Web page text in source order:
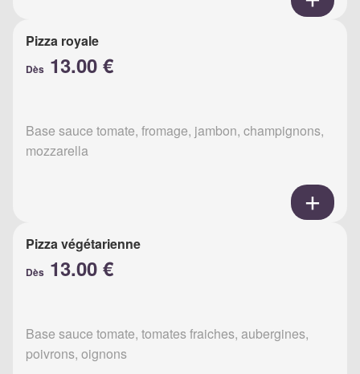
Pizza royale
Dès 13.00 €
Base sauce tomate, fromage, jambon, champignons,
mozzarella
Pizza végétarienne
Dès 13.00 €
Base sauce tomate, tomates fraiches, aubergines,
poivrons, oignons